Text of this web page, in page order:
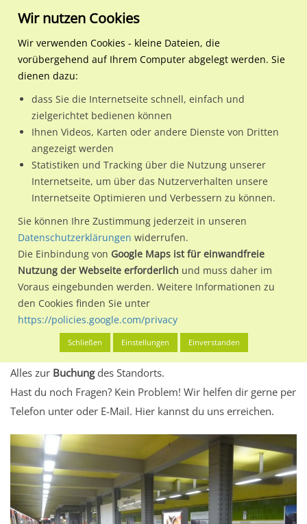
Regionale Plakatwerbung Hamburg
Hamburg, Freie und
U-Bf Stephansplatz Bstg.
Nutze günstige Werbemöglichkeiten am Standort U-Bf
Stephansplatz Bstg. Gl. 2 Ausf.im Ortsteil Innenstadt)in
Hamburg, Freie und Hansestadt.
Wir erheben für jede unserer Werbeflächen individuelle und
aktuelleStandortinformationenundLeistungswerte. Damit
kannst du dich schon vor der Buchung im Detail über den
Standort, seine Reichweite und Werbewirkung sowie
eventuelle Beschränkungen in den zugelassenen
Werbeinhalten informieren.
Alles klar? Dann findest du direkt im unteren Teil dieser Seite
Alles zur Buchungdes Standorts.
Hast du noch Fragen? Kein Problem! Wir helfen dir gerne per
Telefon unter oder E-Mail. Hier kannst du uns erreichen.
Wir nutzen Cookies
Wir verwenden Cookies - kleine Dateien, die
vorübergehend auf Ihrem Computer abgelegt werden. Sie
dienen dazu:
dass Sie die Internetseite schnell, einfach und
zielgerichtet bedienen können
Ihnen Videos, Karten oder andere Dienste von Dritten
angezeigt werden
Statistiken und Tracking über die Nutzung unserer
Internetseite, um über das Nutzerverhalten unsere
Internetseite Optimieren und Verbessern zu können.
Sie können Ihre Zustimmung jederzeit in unseren
Datenschutzerklärungen widerrufen.
Die Einbindung von Google Maps ist für einwandfreie
Nutzung der Webseite erforderlich und muss daher im
Voraus eingebunden werden. Weitere Informationen zu
den Cookies finden Sie unter
https://policies.google.com/privacy
Schließen Einstellungen Einverstanden